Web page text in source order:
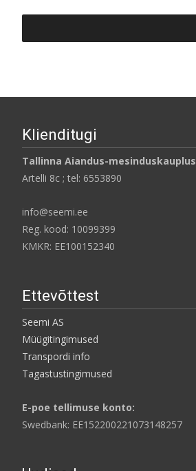
Klienditugi
Tallinna Aiandus-mesinduskauplus
Artelli 8c ; tel: 6553890
info@seemi.ee
Reg. kood: 10099399
KMKR: EE100152340
Ettevõttest
Seemi AS
Müügitingimused
Transpordi info
Tagastustingimused
E-poe tellimuse konto:
Swedbank: EE152200221073148257